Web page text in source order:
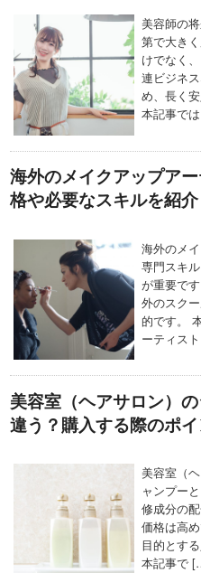
美容師の
第で大き
けでなく
連ビジネ
め、長く
本記事で
海外のメイクアップア
格や必要なスキルを紹介
海外のメ
専門スキ
が重要で
外のスク
的です。
ーティス
美容室（ヘアサロン）
違う？購入する際のポ
美容室（
ャンプー
修成分の
価格は高
目的とす
本記事で